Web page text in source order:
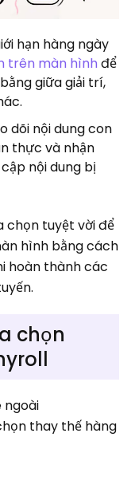
hạn hàng ngày
trên màn hình để
giữa giải trí,
dõi nội dung con
thực và nhận
nội dung bị
chọn tuyệt vời để
hình bằng cách
hoàn thành các
chọn
ngoài
thay thế hàng